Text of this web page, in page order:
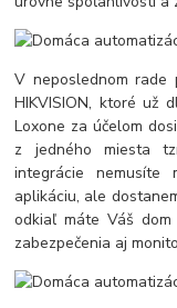
V neposlednom rade
HIKVISION, ktoré už
Loxone za účelom
z jedného miesta
integrácie nemusíte
aplikáciu, ale
odkiaľ máte Váš
zabezpečenia aj